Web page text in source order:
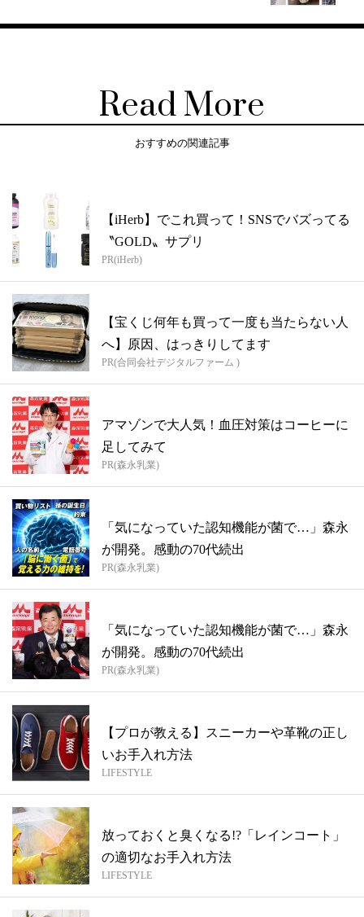
Read More
おすすめの関連記事
【iHerb】でこれ買って！SNSでバズってる
〝GOLD〟サプリ
PR(iHerb)
【宝くじ何年も買って一度も当たらない人
へ】原因、はっきりしてます
PR(合同会社デジタルファーム )
アマゾンで大人気！血圧対策はコーヒーに
足してみて
PR(森永乳業)
「気になっていた認知機能が菌で…」森永
が開発。感動の70代続出
PR(森永乳業)
「気になっていた認知機能が菌で…」森永
が開発。感動の70代続出
PR(森永乳業)
【プロが教える】スニーカーや革靴の正し
いお手入れ方法
LIFESTYLE
放っておくと臭くなる!?「レインコート」
の適切なお手入れ方法
LIFESTYLE